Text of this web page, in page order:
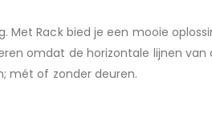
Rack bied je een mooie
omdat de horizontale lijnen van
mét of zonder deuren.